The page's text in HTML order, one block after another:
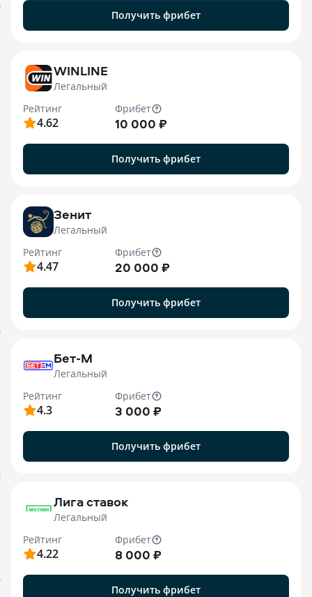
Получить фрибет
WINLINE
Легальный
Рейтинг
4.62
Фрибет
10 000 ₽
Получить фрибет
Зенит
Легальный
Рейтинг
4.47
Фрибет
20 000 ₽
Получить фрибет
Бет-М
Легальный
Рейтинг
4.3
Фрибет
3 000 ₽
Получить фрибет
Лига ставок
Легальный
Рейтинг
4.22
Фрибет
8 000 ₽
Получить фрибет